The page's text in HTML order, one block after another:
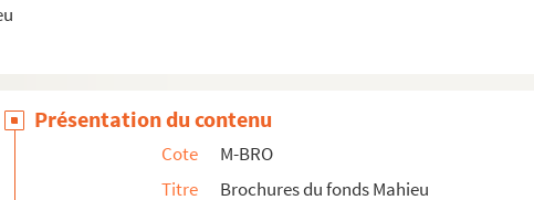
d'administration de l'Institut Pasteur pour l'année 1903
Emile Roux pour la Prophylaxie de la Tuberculose
de l'Institut Pasteur de Lille en 1902
de l'Institut Pasteur de Lille en 1904
Présentation du contenu
Cote
M-BRO
Titre
Brochures du fonds Mahieu